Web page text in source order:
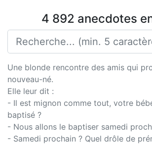
4 892 anecdotes
Une blonde rencontre des amis qui
nouveau-né.
Elle leur dit :
- Il est mignon comme tout, votre
baptisé ?
- Nous allons le baptiser samedi
- Samedi prochain ? Quel drôle de